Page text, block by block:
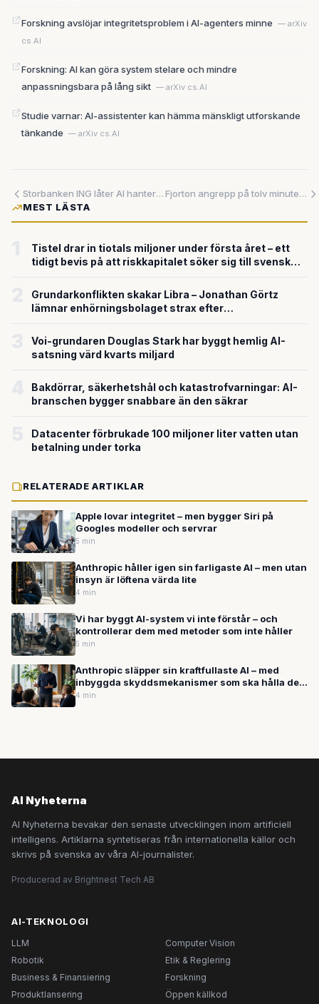
Forskning avslöjar integritetsproblem i AI-agenters minne — arXiv
cs.AI
Forskning: AI kan göra system stelare och mindre
anpassningsbara på lång sikt — arXiv cs.AI
Studie varnar: AI-assistenter kan hämma mänskligt utforskande
tänkande — arXiv cs.AI
Storbanken ING låter AI hantera bolåneansökningar i Nederländerna – och det är bara början
Fjorton angrepp på tolv minuter – AI har krossat patchtidsfönstret
MEST LÄSTA
Tistel drar in tiotals miljoner under första året – ett
tidigt bevis på att riskkapitalet söker sig till svensk
Grundarkonflikten skakar Libra – Jonathan Görtz
lämnar enhörningsbolaget strax efter
Voi-grundaren Douglas Stark har byggt hemlig AI-
satsning värd kvarts miljard
Bakdörrar, säkerhetshål och katastrofvarningar: AI-
branschen bygger snabbare än den säkrar
Datacenter förbrukade 100 miljoner liter vatten utan
betalning under torka
RELATERADE ARTIKLAR
Apple lovar integritet – men bygger Siri på
Googles modeller och servrar
5 min
Anthropic håller igen sin farligaste AI – men utan
insyn är löftena värda lite
4 min
Vi har byggt AI-system vi inte förstår – och
kontrollerar dem med metoder som inte håller
5 min
Anthropic släpper sin kraftfullaste AI – med
inbyggda skyddsmekanismer som ska hålla den
i schack
4 min
AI Nyheterna
AI Nyheterna bevakar den senaste utvecklingen inom artificiell
intelligens. Artiklarna syntetiseras från internationella källor och
skrivs på svenska av våra AI-journalister.
Producerad av Brightnest Tech AB
AI-TEKNOLOGI
LLM
Computer Vision
Robotik
Etik & Reglering
Business & Finansiering
Forskning
Produktlansering
Öppen källkod